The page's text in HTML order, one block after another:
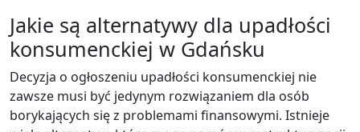
Jakie są alternatywy dla upadłości
konsumenckiej w Gdańsku
Decyzja o ogłoszeniu upadłości konsumenckiej nie
zawsze musi być jedynym rozwiązaniem dla osób
borykających się z problemami finansowymi. Istnieje